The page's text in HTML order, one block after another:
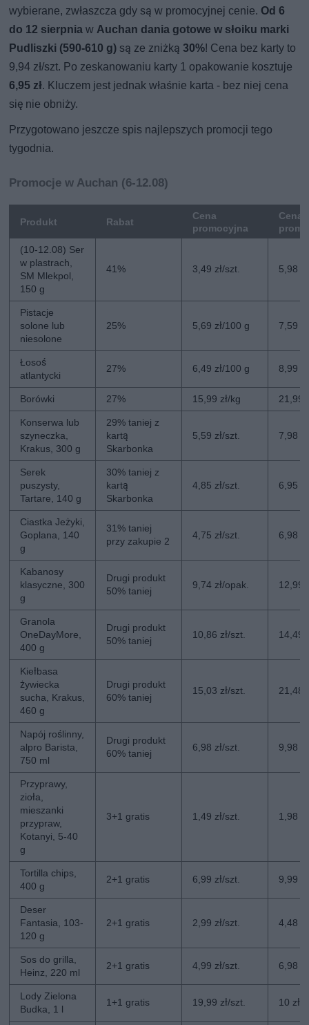
wybierane, zwłaszcza gdy są w promocyjnej cenie. Od 6
do 12 sierpnia w Auchan dania gotowe w słoiku marki
Pudliszki (590-610 g) są ze zniżką30%! Cena bez karty to
9,94 zł/szt. Po zeskanowaniu karty 1 opakowanie kosztuje
6,95 zł. Kluczem jest jednak właśnie karta - bez niej cena
się nie obniży.
Przygotowano jeszcze spis najlepszych promocji tego
tygodnia.
Promocje w Auchan (6-12.08)
Produkt Rabat
Cena
promocyjna
Cena
(10-12.08) Ser
w plastrach,
SM Mlekpol,
150 g
41% 3,49 zł/szt. 5,98
Pistacje
solone lub
niesolone
25% 5,69 zł/100 g 7,59
Łosoś
atlantycki
27% 6,49 zł/100 g 8,99
Borówki 27% 15,99 zł/kg 21,99
Konserwa lub
szyneczka,
Krakus, 300 g
29% taniej z
kartą
Skarbonka
5,59 zł/szt. 7,98
Serek
puszysty,
Tartare, 140 g
30% taniej z
kartą
Skarbonka
4,85 zł/szt. 6,95
Ciastka Jeżyki,
Goplana, 140
g
31% taniej
przy zakupie 2
4,75 zł/szt. 6,98
Kabanosy
klasyczne, 300
g
Drugi produkt
50% taniej
9,74 zł/opak. 12,99
Granola
OneDayMore,
400 g
Drugi produkt
50% taniej
10,86 zł/szt. 14,49
Kiełbasa
żywiecka
sucha, Krakus,
460 g
Drugi produkt
60% taniej
15,03 zł/szt. 21,48
Napój roślinny,
alpro Barista,
750 ml
Drugi produkt
60% taniej
6,98 zł/szt. 9,98
Przyprawy,
zioła,
mieszanki
przypraw,
Kotanyi, 5-40
g
3+1 gratis 1,49 zł/szt. 1,98
Tortilla chips,
400 g
2+1 gratis 6,99 zł/szt. 9,99
Deser
Fantasia, 103-
120 g
2+1 gratis 2,99 zł/szt. 4,48
Sos do grilla,
Heinz, 220 ml
2+1 gratis 4,99 zł/szt. 6,98
Lody Zielona
Budka, 1 l
1+1 gratis 19,99 zł/szt. 10 zł/